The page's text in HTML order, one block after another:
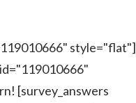
style="flat"]
[survey_answers